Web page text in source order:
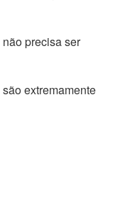
precisa ser
extremamente